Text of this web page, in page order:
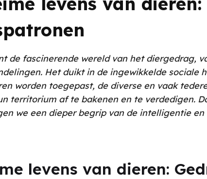
de fascinerende wereld van het diergedrag,
Het duikt in de ingewikkelde
worden toegepast, de diverse en vaak
territorium af te bakenen en te verdedigen.
we een dieper begrip van de intelligentie
levens van dieren: